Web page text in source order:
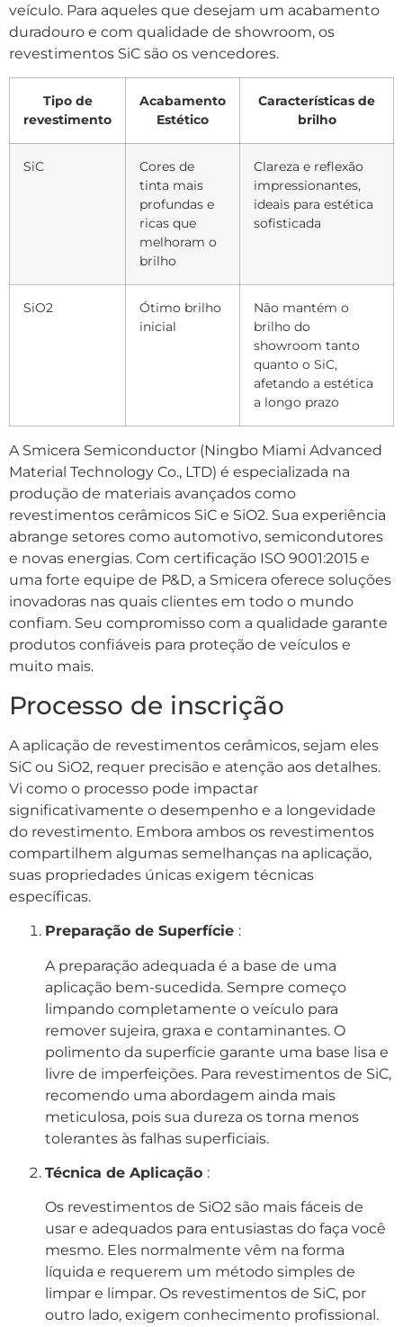
veículo. Para aqueles que desejam um acabamento
duradouro e com qualidade de showroom, os
revestimentos SiC são os vencedores.
Tipo de
revestimento
Acabamento
Estético
Características de
brilho
SiC
Cores de
tinta mais
profundas e
ricas que
melhoram o
brilho
Clareza e reflexão
impressionantes,
ideais para estética
sofisticada
SiO2
Ótimo brilho
inicial
Não mantém o
brilho do
showroom tanto
quanto o SiC,
afetando a estética
a longo prazo
A Smicera Semiconductor (Ningbo Miami Advanced
Material Technology Co., LTD) é especializada na
produção de materiais avançados como
revestimentos cerâmicos SiC e SiO2. Sua experiência
abrange setores como automotivo, semicondutores
e novas energias. Com certificação ISO 9001:2015 e
uma forte equipe de P&D, a Smicera oferece soluções
inovadoras nas quais clientes em todo o mundo
confiam. Seu compromisso com a qualidade garante
produtos confiáveis ​​para proteção de veículos e
muito mais.
Processo de inscrição
A aplicação de revestimentos cerâmicos, sejam eles
SiC ou SiO2, requer precisão e atenção aos detalhes.
Vi como o processo pode impactar
significativamente o desempenho e a longevidade
do revestimento. Embora ambos os revestimentos
compartilhem algumas semelhanças na aplicação,
suas propriedades únicas exigem técnicas
específicas.
Preparação de Superfície :
A preparação adequada é a base de uma
aplicação bem-sucedida. Sempre começo
limpando completamente o veículo para
remover sujeira, graxa e contaminantes. O
polimento da superfície garante uma base lisa e
livre de imperfeições. Para revestimentos de SiC,
recomendo uma abordagem ainda mais
meticulosa, pois sua dureza os torna menos
tolerantes às falhas superficiais.
Técnica de Aplicação :
Os revestimentos de SiO2 são mais fáceis de
usar e adequados para entusiastas do faça você
mesmo. Eles normalmente vêm na forma
líquida e requerem um método simples de
limpar e limpar. Os revestimentos de SiC, por
outro lado, exigem conhecimento profissional.